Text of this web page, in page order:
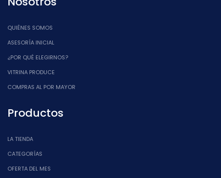
QUIÉNES SOMOS
ASESORÍA INICIAL
¿POR QUÉ ELEGIRNOS?
VITRINA PRODUCE
COMPRAS AL POR MAYOR
Productos
LA TIENDA
CATEGORÍAS
OFERTA DEL MES